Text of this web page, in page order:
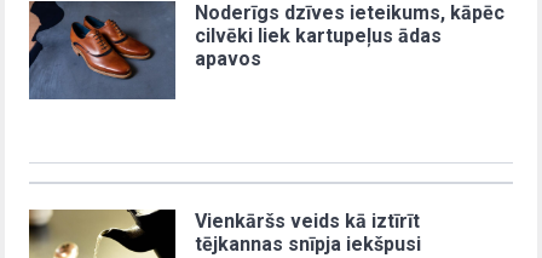
Noderīgs dzīves ieteikums, kāpēc
cilvēki liek kartupeļus ādas
apavos
Vienkāršs veids kā iztīrīt
tējkannas snīpja iekšpusi